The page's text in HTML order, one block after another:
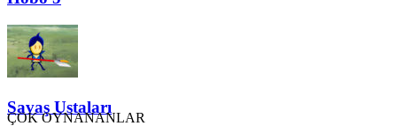
Savaş Ustaları
ÇOK OYNANANLAR